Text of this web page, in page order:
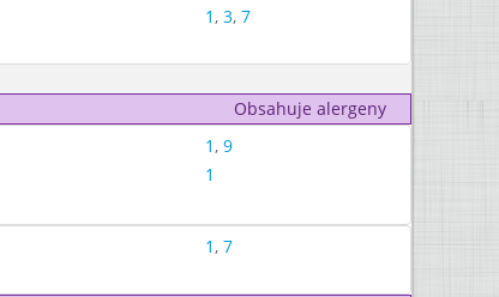
1, 3, 7
Obsahuje alergeny
1, 9
1
1, 7